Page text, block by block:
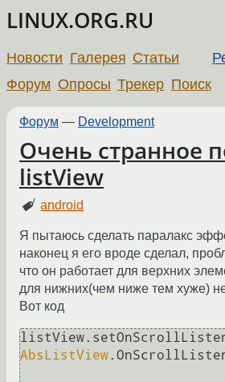
LINUX.ORG.RU
Новости Галерея Статьи
Форум Опросы Трекер Поиск
Форум — Development
Очень странное
listView
android
Я пытаюсь сделать паралакс
наконец я его вроде сделал,
что он работает для верхних
для нижних(чем ниже тем хуже)
Вот код
AbsListView